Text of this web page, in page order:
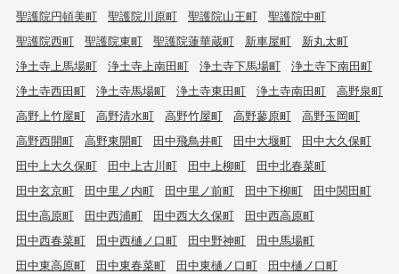
聖護院円頓美町 聖護院川原町 聖護院山王町
聖護院中町
聖護院西町
聖護院東町 聖護院蓮華蔵町 新車屋町
新丸太町
浄土寺上馬場町
浄土寺上南田町 浄土寺下馬場町
浄土寺下南田町
浄土寺西田町
浄土寺馬場町 浄土寺東田町 浄土寺南田町
高野泉町
高野上竹屋町
高野清水町 高野竹屋町 高野蓼原町
高野玉岡町
高野西開町
高野東開町 田中飛鳥井町 田中大堰町
田中大久保町
田中上大久保町
田中上古川町 田中上柳町
田中北春菜町
田中玄京町
田中里ノ内町 田中里ノ前町 田中下柳町
田中関田町
田中高原町
田中西浦町 田中西大久保町
田中西高原町
田中西春菜町
田中西樋ノ口町 田中野神町
田中馬場町
田中東高原町
田中東春菜町 田中東樋ノ口町
田中樋ノ口町